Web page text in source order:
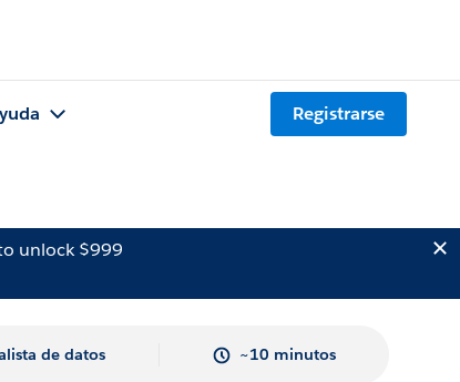
Registrarse
unlock $999
de datos ~10 minutos